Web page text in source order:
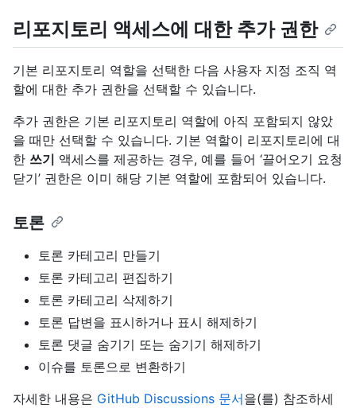
리포지토리 액세스에 대한 추가 권한
기본 리포지토리 역할을 선택한 다음 사용자 지정 조직 역
할에 대한 추가 권한을 선택할 수 있습니다.
추가 권한은 기본 리포지토리 역할에 아직 포함되지 않았
을 때만 선택할 수 있습니다. 기본 역할이 리포지토리에 대
한 쓰기 액세스를 제공하는 경우, 예를 들어 ‘끌어오기 요청
닫기’ 권한은 이미 해당 기본 역할에 포함되어 있습니다.
토론
토론 카테고리 만들기
토론 카테고리 편집하기
토론 카테고리 삭제하기
토론 답변을 표시하거나 표시 해제하기
토론 댓글 숨기기 또는 숨기기 해제하기
이슈를 토론으로 변환하기
자세한 내용은 GitHub Discussions 문서을(를) 참조하세